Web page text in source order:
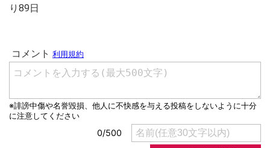
り89日